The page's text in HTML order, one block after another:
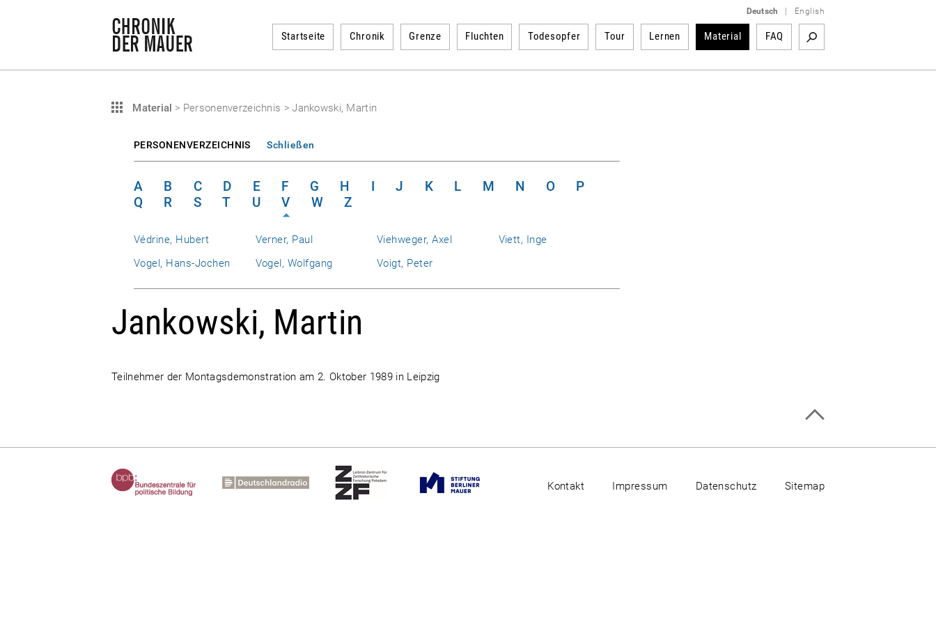
Deutsch English
Startseite Chronik Grenze Fluchten Todesopfer Tour Lernen Material FAQ
Material > Personenverzeichnis > Jankowski, Martin
PERSONENVERZEICHNIS Schließen
A B C D E F G H I J K L M N O
P
Q
R S T U V W Z
Védrine, Hubert Verner, Paul Viehweger, Axel
Viett, Inge
Vogel, Hans-Jochen
Vogel, Wolfgang Voigt, Peter
Jankowski, Martin
Teilnehmer der Montagsdemonstration am 2. Oktober 1989 in Leipzig
Kontakt Impressum Datenschutz Sitemap